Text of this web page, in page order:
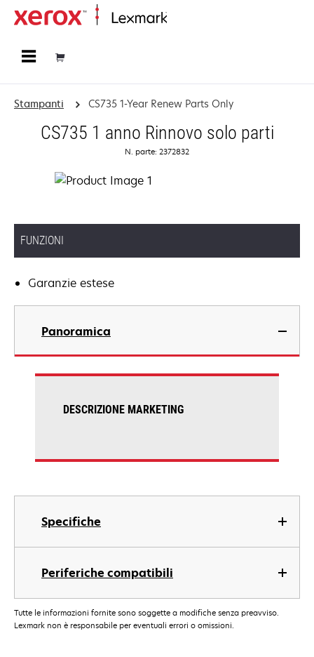
Stampanti CS735 1-Year Renew Parts Only
CS735 1 anno Rinnovo solo parti
N. parte: 2372832
FUNZIONI
Garanzie estese
Panoramica
Specifiche
Periferiche compatibili
DESCRIZIONE MARKETING
Tutte le informazioni fornite sono soggette a modifiche senza preavviso.
Lexmark non è responsabile per eventuali errori o omissioni.